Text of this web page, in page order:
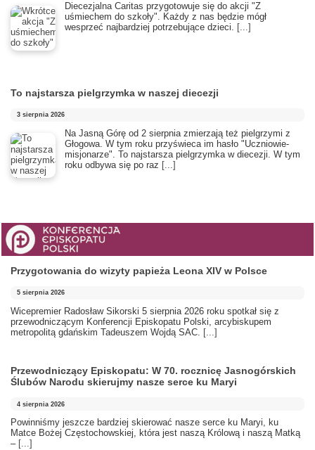
Diecezjalna Caritas przygotowuje się do akcji "Z
uśmiechem do szkoły". Każdy z nas będzie mógł
wesprzeć najbardziej potrzebujące dzieci. [...]
To najstarsza pielgrzymka w naszej diecezji
3 sierpnia 2026
​Na Jasną Górę od 2 sierpnia zmierzają też pielgrzymi z
Głogowa. W tym roku przyświeca im hasło "Uczniowie-
misjonarze". To najstarsza pielgrzymka w diecezji. W tym
roku odbywa się po raz [...]
Przygotowania do wizyty papieża Leona XIV w Polsce
5 sierpnia 2026
Wicepremier Radosław Sikorski 5 sierpnia 2026 roku spotkał się z
przewodniczącym Konferencji Episkopatu Polski, arcybiskupem
metropolitą gdańskim Tadeuszem Wojdą SAC. [...]
Przewodniczący Episkopatu: W 70. rocznicę Jasnogórskich
Ślubów Narodu skierujmy nasze serce ku Maryi
4 sierpnia 2026
Powinniśmy jeszcze bardziej skierować nasze serce ku Maryi, ku
Matce Bożej Częstochowskiej, która jest naszą Królową i naszą Matką
– [...]